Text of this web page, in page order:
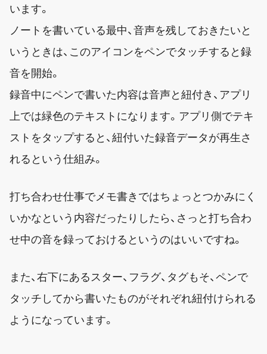
います。
ノートを書いている最中、音声を残しておきたいと
いうときは、このアイコンをペンでタッチすると録
音を開始。
録音中にペンで書いた内容は音声と紐付き、アプリ
上では緑色のテキストになります。アプリ側でテキ
ストをタップすると、紐付いた録音データが再生さ
れるという仕組み。
打ち合わせ仕事でメモ書きではちょっとつかみにく
いかなという内容だったりしたら、さっと打ち合わ
せ中の音を録っておけるというのはいいですね。
また、右下にあるスター、フラグ、タグもそ、ペンで
タッチしてから書いたものがそれぞれ紐付けられる
ようになっています。